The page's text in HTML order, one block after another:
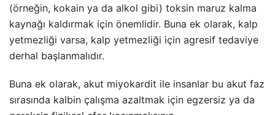
(örneğin, kokain ya da alkol gibi) toksin maruz kalma
kaynağı kaldırmak için önemlidir. Buna ek olarak, kalp
yetmezliği varsa, kalp yetmezliği için agresif tedaviye
derhal başlanmalıdır.
Buna ek olarak, akut miyokardit ile insanlar bu akut faz
sırasında kalbin çalışma azaltmak için egzersiz ya da